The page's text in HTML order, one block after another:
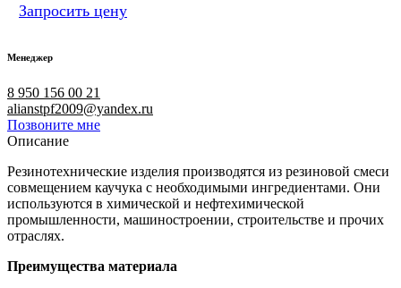
Запросить цену
Менеджер
8 950 156 00 21
alianstpf2009@yandex.ru
Позвоните мне
Описание
Резинотехнические изделия производятся из резиновой смеси
совмещением каучука с необходимыми ингредиентами. Они
используются в химической и нефтехимической
промышленности, машиностроении, строительстве и прочих
отраслях.
Преимущества материала